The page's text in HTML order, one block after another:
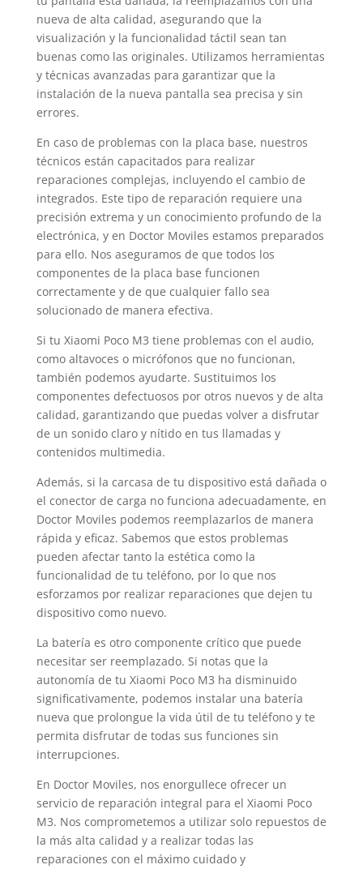
nueva de alta calidad, asegurando que la
visualización y la funcionalidad táctil sean tan
buenas como las originales. Utilizamos herramientas
y técnicas avanzadas para garantizar que la
instalación de la nueva pantalla sea precisa y sin
errores.
En caso de problemas con la placa base, nuestros
técnicos están capacitados para realizar
reparaciones complejas, incluyendo el cambio de
integrados. Este tipo de reparación requiere una
precisión extrema y un conocimiento profundo de la
electrónica, y en Doctor Moviles estamos preparados
para ello. Nos aseguramos de que todos los
componentes de la placa base funcionen
correctamente y de que cualquier fallo sea
solucionado de manera efectiva.
Si tu Xiaomi Poco M3 tiene problemas con el audio,
como altavoces o micrófonos que no funcionan,
también podemos ayudarte. Sustituimos los
componentes defectuosos por otros nuevos y de alta
calidad, garantizando que puedas volver a disfrutar
de un sonido claro y nítido en tus llamadas y
contenidos multimedia.
Además, si la carcasa de tu dispositivo está dañada o
el conector de carga no funciona adecuadamente, en
Doctor Moviles podemos reemplazarlos de manera
rápida y eficaz. Sabemos que estos problemas
pueden afectar tanto la estética como la
funcionalidad de tu teléfono, por lo que nos
esforzamos por realizar reparaciones que dejen tu
dispositivo como nuevo.
La batería es otro componente crítico que puede
necesitar ser reemplazado. Si notas que la
autonomía de tu Xiaomi Poco M3 ha disminuido
significativamente, podemos instalar una batería
nueva que prolongue la vida útil de tu teléfono y te
permita disfrutar de todas sus funciones sin
interrupciones.
En Doctor Moviles, nos enorgullece ofrecer un
servicio de reparación integral para el Xiaomi Poco
M3. Nos comprometemos a utilizar solo repuestos de
la más alta calidad y a realizar todas las
reparaciones con el máximo cuidado y